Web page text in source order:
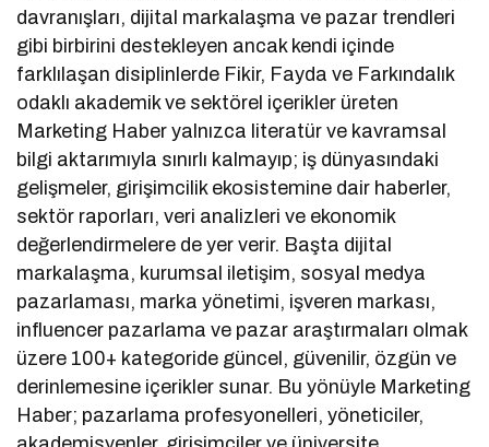
davranışları, dijital markalaşma ve pazar trendleri
gibi birbirini destekleyen ancak kendi içinde
farklılaşan disiplinlerde Fikir, Fayda ve Farkındalık
odaklı akademik ve sektörel içerikler üreten
Marketing Haber yalnızca literatür ve kavramsal
bilgi aktarımıyla sınırlı kalmayıp; iş dünyasındaki
gelişmeler, girişimcilik ekosistemine dair haberler,
sektör raporları, veri analizleri ve ekonomik
değerlendirmelere de yer verir. Başta dijital
markalaşma, kurumsal iletişim, sosyal medya
pazarlaması, marka yönetimi, işveren markası,
influencer pazarlama ve pazar araştırmaları olmak
üzere 100+ kategoride güncel, güvenilir, özgün ve
derinlemesine içerikler sunar. Bu yönüyle Marketing
Haber; pazarlama profesyonelleri, yöneticiler,